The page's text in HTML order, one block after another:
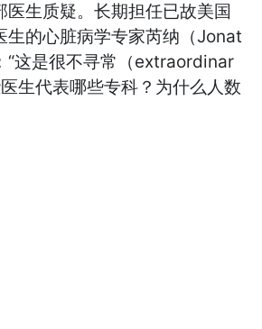
医生质疑。长期担任已故美国
生的心脏病学专家芮纳（Jonat
“这是很不寻常（extraordinar
生代表哪些专科？为什么人数